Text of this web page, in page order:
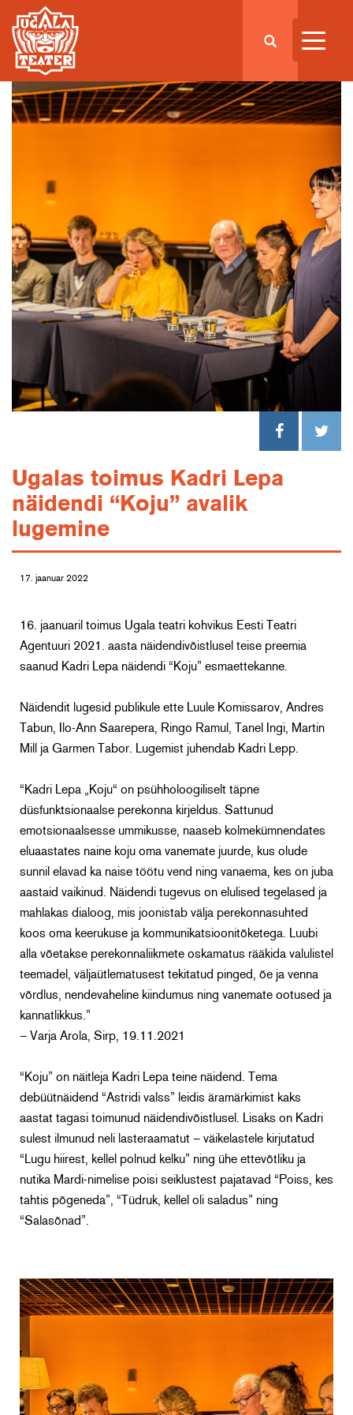
Ugalas toimus Kadri Lepa
näidendi “Koju” avalik
lugemine
17. jaanuar 2022
16. jaanuaril toimus Ugala teatri kohvikus Eesti Teatri
Agentuuri 2021. aasta näidendivõistlusel teise preemia
saanud Kadri Lepa näidendi “Koju” esmaettekanne.
Näidendit lugesid publikule ette Luule Komissarov, Andres
Tabun, Ilo-Ann Saarepera, Ringo Ramul, Tanel Ingi, Martin
Mill ja Garmen Tabor. Lugemist juhendab Kadri Lepp.
“Kadri Lepa „Koju“ on psühholoogiliselt täpne
düsfunktsionaalse perekonna kirjeldus. Sattunud
emotsionaalsesse ummikusse, naaseb kolmekümnendates
eluaastates naine koju oma vanemate juurde, kus olude
sunnil elavad ka naise töötu vend ning vanaema, kes on juba
aastaid vaikinud. Näidendi tugevus on elu­lised tegelased ja
mahlakas dialoog, mis joonistab välja perekonnasuhted
koos oma keerukuse ja kommunikatsiooni­tõketega. Luubi
alla võetakse perekonna­liikmete oskamatus rääkida valulistel
teemadel, väljaütlematusest tekitatud pinged, õe ja venna
võrdlus, nendevaheline kiindumus ning vanemate ootused ja
kannatlikkus.”
– Varja Arola, Sirp, 19.11.2021
“Koju” on näitleja Kadri Lepa teine näidend. Tema
debüütnäidend “Astridi valss” leidis äramärkimist kaks
aastat tagasi toimunud näidendivõistlusel. Lisaks on Kadri
sulest ilmunud neli lasteraamatut – väikelastele kirjutatud
“Lugu hiirest, kellel polnud kelku” ning ühe ettevõtliku ja
nutika Mardi-nimelise poisi seiklustest pajatavad “Poiss, kes
tahtis põgeneda”, “Tüdruk, kellel oli saladus” ning
“Salasõnad”.